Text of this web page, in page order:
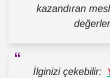
kazandıran
İlginizi çekebilir: